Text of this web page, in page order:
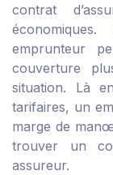
contrat
emprunteur
couverture
situation. Là
tarifaires, un
marge de
trouver un
assureur.